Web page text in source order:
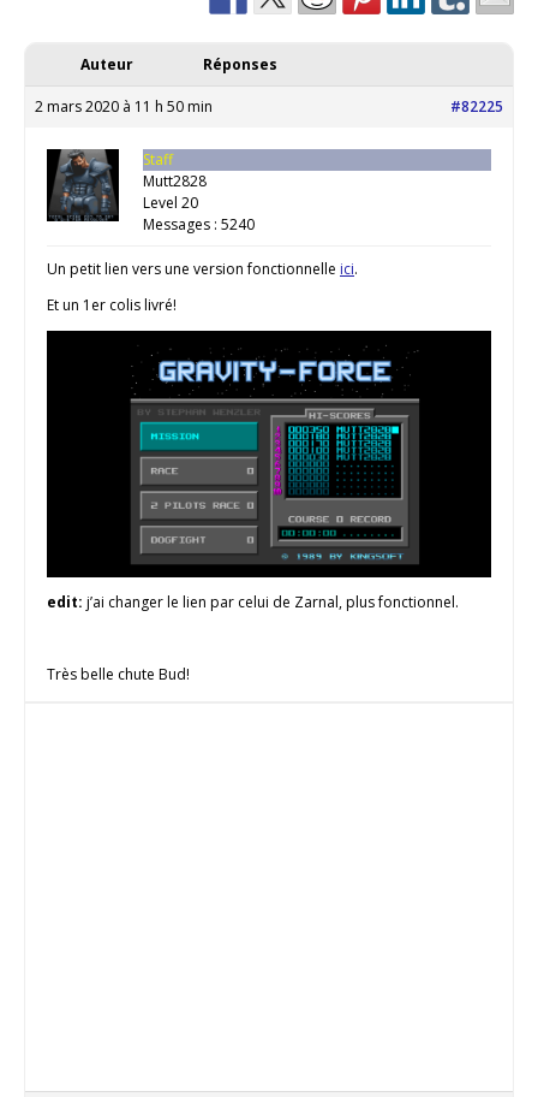
Auteur Réponses
2 mars 2020 à 11 h 50 min #82225
Staff
Mutt2828
Level 20
Messages : 5240
Un petit lien vers une version fonctionnelle ici.
Et un 1er colis livré!
edit: j’ai changer le lien par celui de Zarnal, plus fonctionnel.
Très belle chute Bud!